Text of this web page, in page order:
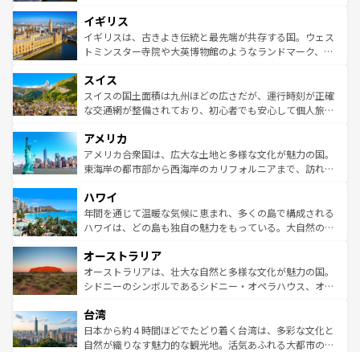
いる。シャンパンの発祥地であるランス、プロヴァンスの
香り高いラベンダー畑など、多彩な楽しみ方が可能だ。さ
らに、パリ以外の地域にも魅力が溢れており、どの街角に
れる地方に足を運ぶとそれぞれで全く異なる文化を体験で
きるだろう。 なお、新着のフランス情報はコンテンツ一覧
を参照してほしい。
顔を持つこの国は、どこを歩いても飽きることがない。ベ
ルリンの文化的活気、バイエルン州のアルプスの絶景、そ
してライン川沿いのワイン畑といった風景は必見。ビール
は、お酒好きな人にはぜひ体験してほしい。 なお、新着の
ドイツ情報はコンテンツ一覧を参照してほしい。
イギリス
イギリスは、古きよき伝統と最先端が共存する国。ウェス
トミンスター寺院や大英博物館のようなランドマーク、歴
リアごとに異なる魅力がある。また、優雅なアフタヌーン
ティー、ビール好きにはたまらない英国パブ、サッカー観
戦など、本場だからこそできる体験も豊富。イギリスを旅
ンツ一覧を参照してほしい。
スイス
スイスの国土面積は九州ほどの広さだが、運行時刻が正確
な交通網が整備されており、初心者でも安心して個人旅行
の建物がそのまま残る町や、スイスならではのユニークな
博物館もあり、アルプス観光だけでなく町歩きも満喫する
ことができる。国民の所得が高いため物価も高いが、旅行
ば市内交通費無料で観光を楽しむこともできる。 なお、新
着のスイス情報はコンテンツ一覧 を参照してほしい。
アメリカ
アメリカ合衆国は、広大な土地と多様な文化が魅力の国。
東海岸の都市部から西海岸のカリフォルニアまで、訪れる
のような巨大都市は、観光、ショッピング、エンターテイ
ンメントが詰まった刺激的なスポットだ。一方、アメリカ
西部には大自然が広がり、グランドキャニオンやイエロー
部のニューオーリンズでは、音楽と美食が融合した独特の
文化が魅力。旅行者はアメリカの各地域で異なる魅力を楽
しみながら、その多様性と豊かな歴史を感じることができ
ならではの贅沢な旅のスタイルだ。 なお、新着のアメリカ
情報はコンテンツ一覧を参照してほしい。
ハワイ
年間を通じて温暖な気候に恵まれ、多くの島で構成される
ハワイは、どの島も独自の魅力をもっている。大自然の神
ワイ島は見逃せない。また、定番の観光地といえばオアフ
島だが、静かな自然を求めるならマウイ島やカウアイ島が
おすすめ。エメラルドグリーンに輝く海をはじめ、豊かな
れるおもてなしの心で訪れる人々を迎えてくれるハワイの
人々、おいしいローカルフードやハワイアンミュージッ
ク、伝統的なフラダンスなど、すべてがハワイの魅力を彩
オーストラリア
オーストラリアは、壮大な自然と多様な文化が魅力の国。
シドニーのシンボルであるシドニー・オペラハウス、オー
リアリーフや大陸中央部にそびえるウルル（エアーズロッ
ク）、タスマニアの美しい原生林やケアンズの熱帯雨林な
ど、見どころがたくさん。また、カフェやワイン、オージ
台湾
日本から約４時間ほどでたどり着く台湾は、多彩な文化と
自然が織りなす魅力的な観光地。活気あふれる大都市の台